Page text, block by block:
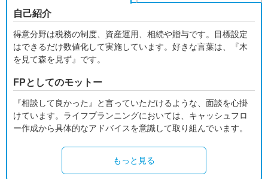
自己紹介
得意分野は税務の制度、資産運用、相続や贈与です。目標設定
はできるだけ数値化して実施しています。好きな言葉は、『木
を見て森を見ず』です。
FPとしてのモットー
『相談して良かった』と言っていただけるような、面談を心掛
けています。ライフプランニングにおいては、キャッシュフロ
ー作成から具体的なアドバイスを意識して取り組んでいます。
もっと見る